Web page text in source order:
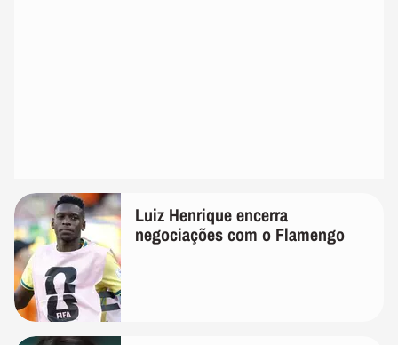
Luiz Henrique encerra
negociações com o Flamengo